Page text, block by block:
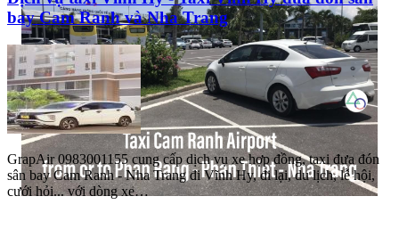
bay Cam Ranh và Nha Trang
GrapAir 0983001155 cung cấp dịch vụ xe hợp đồng, taxi đưa đón
sân bay Cam Ranh - Nha Trang đi Vĩnh Hy, đi lại, du lịch, lễ hội,
cưới hỏi... với dòng xe…